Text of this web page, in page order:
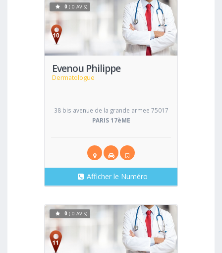
Evenou Philippe
Dermatologue
Voir
0 ( 0 AVIS)
38 bis avenue de la grande armee 75017
PARIS 17èME
Afficher le Numéro
Voir
0 ( 0 AVIS)